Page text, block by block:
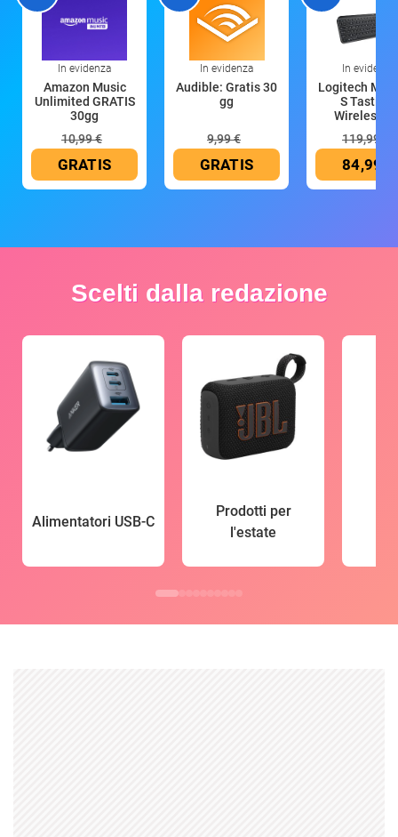
In evidenza
Amazon Music
Unlimited GRATIS
30gg
10,99 €
GRATIS
In evidenza
Audible: Gratis 30
gg
9,99 €
GRATIS
In evidenza
Logitech MX
S Tastiera
Wireless
119,99 €
84,99 €
Scelti dalla redazione
Alimentatori USB-C
Prodotti per
l'estate